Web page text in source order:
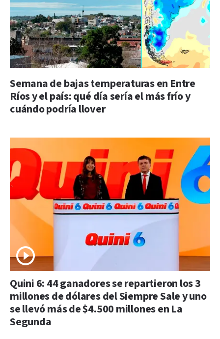
Semana de bajas temperaturas en Entre
Ríos y el país: qué día sería el más frío y
cuándo podría llover
Quini 6: 44 ganadores se repartieron los 3
millones de dólares del Siempre Sale y uno
se llevó más de $4.500 millones en La
Segunda